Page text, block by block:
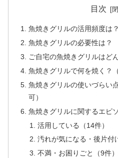
目次
魚焼きグリルの活用頻度は？
魚焼きグリルの必要性は？
ご自宅の魚焼きグリルはど
魚焼きグリルで何を焼く？
魚焼きグリルの使いづらい
可）
魚焼きグリルに関するエピ
活用している（14件）
汚れが気になる・後片付
不満・お困りごと（9件）